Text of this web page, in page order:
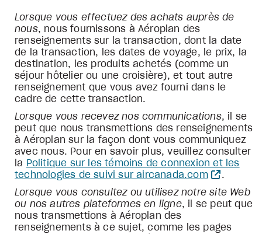
Lorsque vous effectuez des achats auprès de
nous, nous fournissons à Aéroplan des
renseignements sur la transaction, dont la date
de la transaction, les dates de voyage, le prix, la
destination, les produits achetés (comme un
séjour hôtelier ou une croisière), et tout autre
renseignement que vous avez fourni dans le
cadre de cette transaction.
Lorsque vous recevez nos communications, il se
peut que nous transmettions des renseignements
à Aéroplan sur la façon dont vous communiquez
avec nous. Pour en savoir plus, veuillez consulter
la Politique sur les témoins de connexion et les
technologies de suivi sur aircanada.com
.
Lorsque vous consultez ou utilisez notre site Web
ou nos autres plateformes en ligne, il se peut que
nous transmettions à Aéroplan des
renseignements à ce sujet, comme les pages